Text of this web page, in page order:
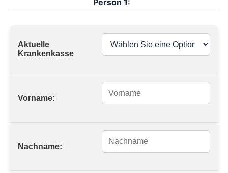
Person 1:
Aktuelle
Krankenkasse
Vorname:
Nachname: